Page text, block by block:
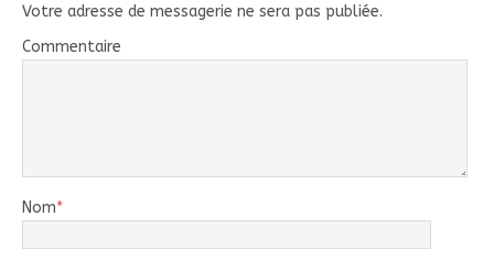
Votre adresse de messagerie ne sera pas publiée.
Commentaire
Nom*